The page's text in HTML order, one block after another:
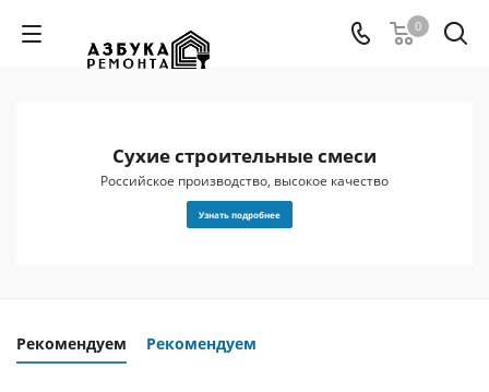
0
Сухие строительные смеси
Российское производство, высокое качество
Узнать подробнее
Рекомендуем Рекомендуем